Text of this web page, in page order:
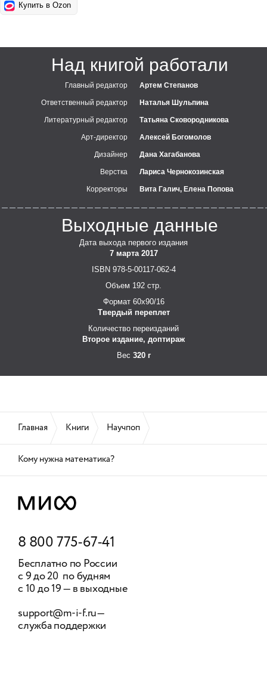
Купить в Ozon
Над книгой работали
Главный редактор Артем Степанов
Ответственный редактор Наталья Шульпина
Литературный редактор Татьяна Сковородникова
Арт-директор Алексей Богомолов
Дизайнер Дана Хагабанова
Верстка Лариса Чернокозинская
Корректоры Вита Галич, Елена Попова
Выходные данные
Дата выхода первого издания
7 марта 2017
ISBN 978-5-00117-062-4
Объем 192 стр.
Формат 60x90/16
Твердый переплет
Количество переизданий
Второе издание, доптираж
Вес 320 г
Главная Книги Научпоп
Кому нужна математика?
8 800 775-67-41
Бесплатно по России
с 9 до 20 по будням
с 10 до 19 — в выходные
support@m-i-f.ru—
служба поддержки